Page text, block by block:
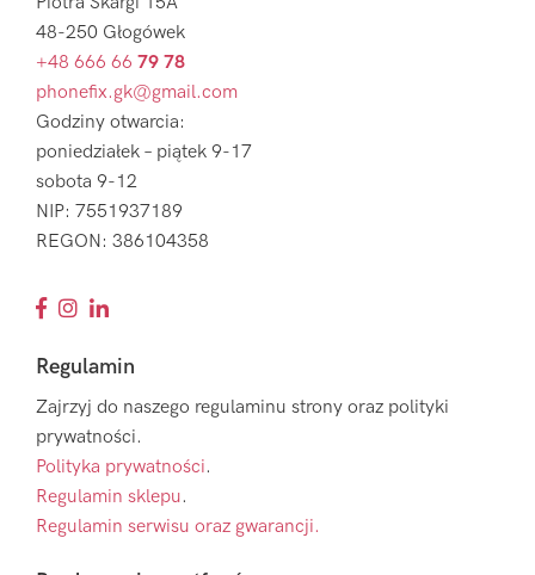
48-250 Głogówek
+48 666 66 79 78
phonefix.gk@gmail.com
Godziny otwarcia:
poniedziałek – piątek 9-17
sobota 9-12
NIP: 7551937189
REGON: 386104358
Regulamin
Zajrzyj do naszego regulaminu strony oraz polityki
prywatności.
Polityka prywatności.
Regulamin sklepu.
Regulamin serwisu oraz gwarancji.